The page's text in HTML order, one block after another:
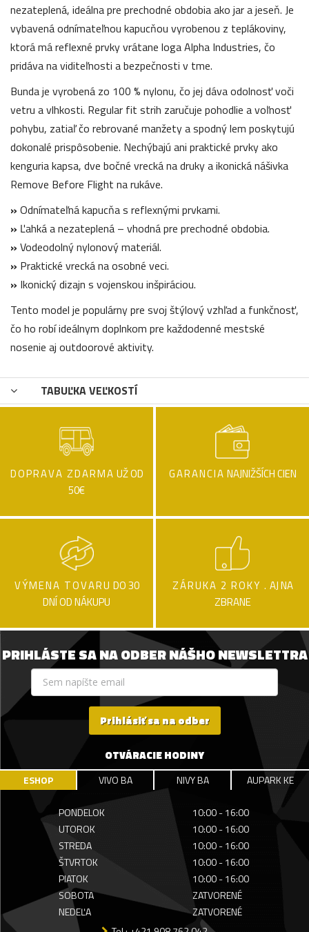
nezateplená, ideálna pre prechodné obdobia ako jar a jeseň. Je
vybavená odnímateľnou kapucňou vyrobenou z teplákoviny,
ktorá má reflexné prvky vrátane loga Alpha Industries, čo
pridáva na viditeľnosti a bezpečnosti v tme.
Bunda je vyrobená zo 100 % nylonu, čo jej dáva odolnosť voči
vetru a vlhkosti. Regular fit strih zaručuje pohodlie a voľnosť
pohybu, zatiaľ čo rebrované manžety a spodný lem poskytujú
dokonalé prispôsobenie. Nechýbajú ani praktické prvky ako
kenguria kapsa, dve bočné vrecká na druky a ikonická nášivka
Remove Before Flight na rukáve.
» Odnímateľná kapucňa s reflexnými prvkami.
» Ľahká a nezateplená – vhodná pre prechodné obdobia.
» Vodeodolný nylonový materiál.
» Praktické vrecká na osobné veci.
» Ikonický dizajn s vojenskou inšpiráciou.
Tento model je populárny pre svoj štýlový vzhľad a funkčnosť,
čo ho robí ideálnym doplnkom pre každodenné mestské
nosenie aj outdoorové aktivity.
TABUĽKA VEĽKOSTÍ
DOPRAVA ZDARMA UŽ OD
50€
GARANCIA NAJNIŽŠÍCH CIEN
VÝMENA TOVARU DO 30
DNÍ OD NÁKUPU
ZÁRUKA 2 ROKY . AJ NA
ZBRANE
PRIHLÁSTE SA NA ODBER NÁŠHO NEWSLETTRA
Prihlásiť sa na odber
OTVÁRACIE HODINY
ESHOP VIVO BA NIVY BA AUPARK KE
PONDELOK
10:00 - 16:00
UTOROK
10:00 - 16:00
STREDA
10:00 - 16:00
ŠTVRTOK
10:00 - 16:00
PIATOK
10:00 - 16:00
SOBOTA
ZATVORENÉ
NEDEĽA
ZATVORENÉ